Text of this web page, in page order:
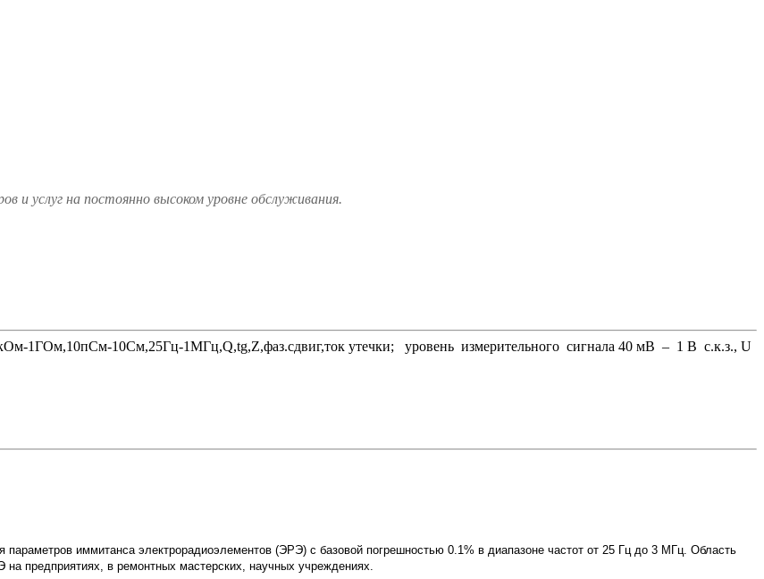
и услуг на постоянно высоком уровне обслуживания.
1ГОм,10пСм-10См,25Гц-1МГц,Q,tg,Z,фаз.сдвиг,ток утечки; уровень измерительного сигнала 40 мВ – 1 В с.к.з., U
иммитанса электрорадиоэлементов (ЭРЭ) с базовой погрешностью 0.1% в диапазоне частот от 25 Гц до 3 МГц. Область
предприятиях, в ремонтных мастерских, научных учреждениях.